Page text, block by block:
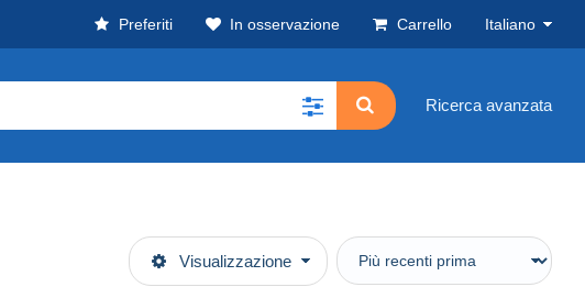
Preferiti In osservazione Carrello Italiano
Ricerca avanzata
Visualizzazione